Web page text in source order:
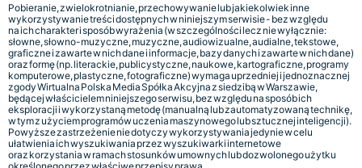
Pobieranie, zwielokrotnianie, przechowywanie lub jakiekolwiek inne
wykorzystywanie treści dostępnych w niniejszym serwisie - bez względu
na ich charakter i sposób wyrażenia (w szczególności lecz nie wyłącznie:
słowne, słowno-muzyczne, muzyczne, audiowizualne, audialne, tekstowe,
graficzne i zawarte w nich dane i informacje, bazy danych i zawarte w nich dane)
oraz formę (np. literackie, publicystyczne, naukowe, kartograficzne, programy
komputerowe, plastyczne, fotograficzne) wymaga uprzedniej i jednoznacznej
zgody Wirtualna Polska Media Spółka Akcyjna z siedzibą w Warszawie,
będącej właścicielem niniejszego serwisu, bez względu na sposób ich
eksploracji i wykorzystaną metodę (manualną lub zautomatyzowaną technikę,
w tym z użyciem programów uczenia maszynowego lub sztucznej inteligencji).
Powyższe zastrzeżenie nie dotyczy wykorzystywania jedynie w celu
ułatwienia ich wyszukiwania przez wyszukiwarki internetowe
oraz korzystania w ramach stosunków umownych lub dozwolonego użytku